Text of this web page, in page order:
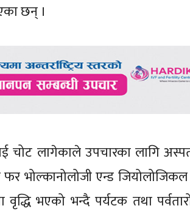
छन् ।
चोट लागेकाले उपचारका लागि
भोल्कानोलोजी एन्ड जियोलोजिकल
भएको भन्दै पर्यटक तथा